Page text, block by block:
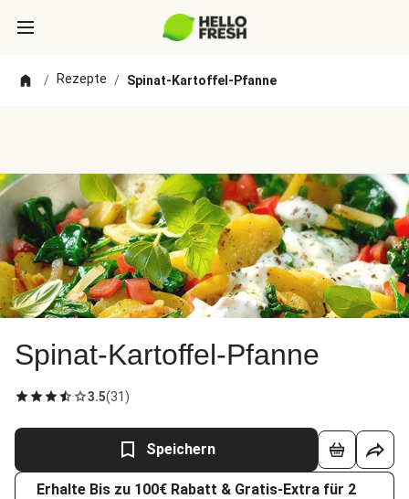
/ Rezepte / Spinat-Kartoffel-Pfanne
Spinat-Kartoffel-Pfanne
3.5(31 )
Speichern
Erhalte Bis zu 100€ Rabatt & Gratis-Extra für 2